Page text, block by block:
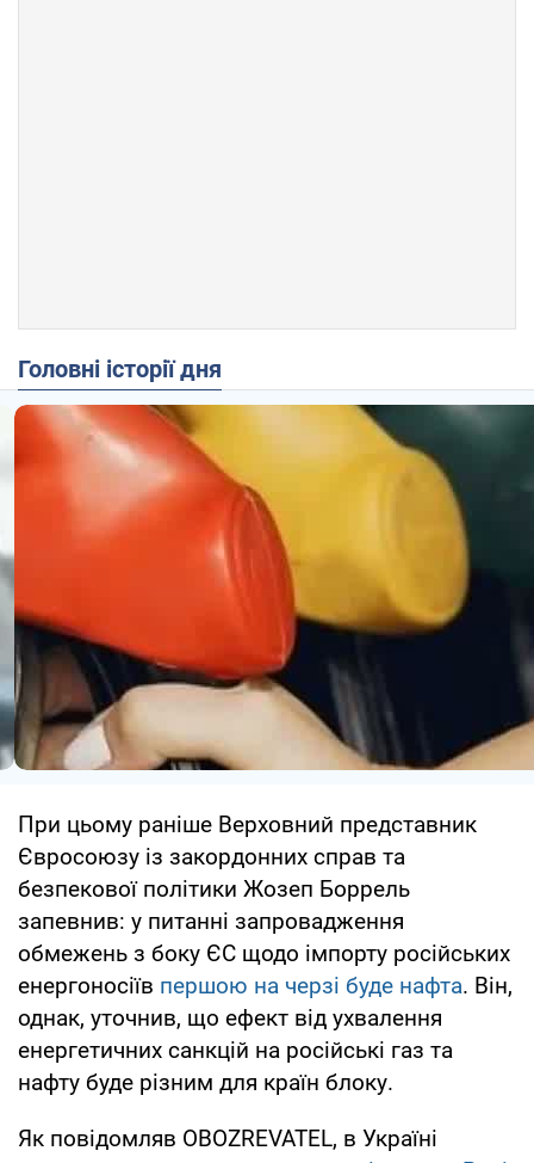
Головні історії дня
При цьому раніше Верховний представник
Євросоюзу із закордонних справ та
безпекової політики Жозеп Боррель
запевнив: у питанні запровадження
обмежень з боку ЄС щодо імпорту російських
енергоносіїв першою на черзі буде нафта. Він,
однак, уточнив, що ефект від ухвалення
енергетичних санкцій на російські газ та
нафту буде різним для країн блоку.
Як повідомляв OBOZREVATEL, в Україні